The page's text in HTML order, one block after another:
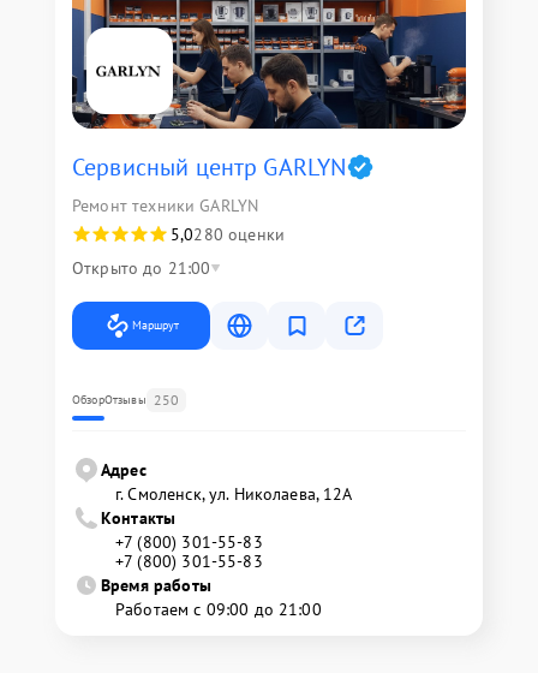
Сервисный центр GARLYN
Ремонт техники GARLYN
5,0280 оценки
Открыто до 21:00
Маршрут
ОбзорОтзывы 250
Адрес
г. Смоленск, ул. Николаева, 12А
Контакты
+7 (800) 301-55-83
+7 (800) 301-55-83
Время работы
Работаем с 09:00 до 21:00